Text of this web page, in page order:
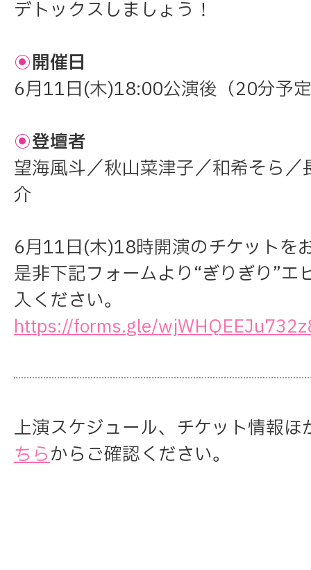
デトックスしましょう！
◉開催日
6月11日(木)18:00公演後（20分予
◉登壇者
望海風斗／秋山菜津子／和希そら／
介
6月11日(木)18時開演のチケットを
是非下記フォームより“ぎりぎり”エ
入ください。
https://forms.gle/
上演スケジュール、チケット情報ほ
ちらからご確認ください。